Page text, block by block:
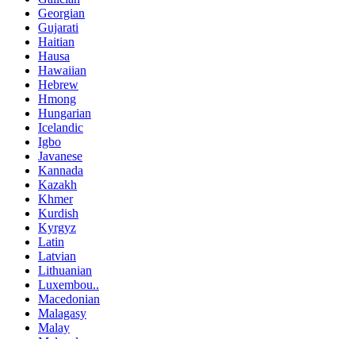
Georgian
Gujarati
Haitian
Hausa
Hawaiian
Hebrew
Hmong
Hungarian
Icelandic
Igbo
Javanese
Kannada
Kazakh
Khmer
Kurdish
Kyrgyz
Latin
Latvian
Lithuanian
Luxembou..
Macedonian
Malagasy
Malay